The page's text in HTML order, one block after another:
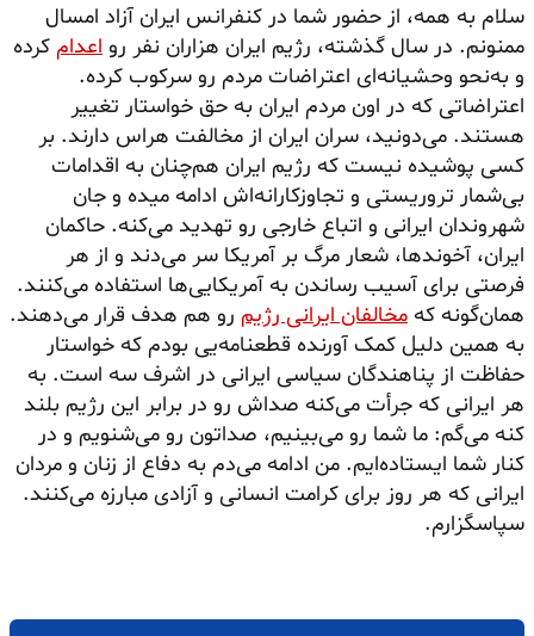
سلام به همه، از حضور شما در کنفرانس ایران آزاد امسال
ممنونم. در سال گذشته، رژیم ایران هزاران نفر رو اعدام کرده
و به‌نحو وحشیانه‌ای اعتراضات مردم رو سرکوب کرده.
اعتراضاتی که در اون مردم ایران به حق خواستار تغییر
هستند. می‌دونید، سران ایران از مخالفت هراس دارند. بر
کسی پوشیده نیست که رژیم ایران هم‌چنان به اقدامات
بی‌شمار تروریستی و تجاوزکارانه‌اش ادامه میده و جان
شهروندان ایرانی و اتباع خارجی رو تهدید می‌کنه. حاکمان
ایران، آخوندها، شعار مرگ بر آمریکا سر می‌دند و از هر
فرصتی برای آسیب رساندن به آمریکایی‌ها استفاده می‌کنند.
همان‌گونه که مخالفان ایرانی رژیم رو هم هدف قرار می‌دهند.
به همین دلیل کمک آورنده قطعنامه‌یی بودم که خواستار
حفاظت از پناهندگان سیاسی ایرانی در اشرف سه است. به
هر ایرانی که جرأت می‌کنه صداش رو در برابر این رژیم بلند
کنه می‌گم: ما شما رو می‌بینیم، صداتون رو می‌شنویم و در
کنار شما ایستاده‌ایم. من ادامه می‌دم به دفاع از زنان و مردان
ایرانی که هر روز برای کرامت انسانی و آزادی مبارزه می‌کنند.
سپاسگزارم.